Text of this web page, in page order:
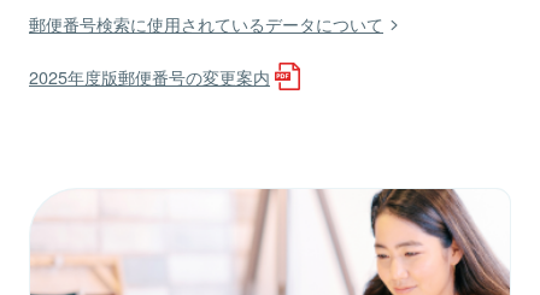
郵便番号検索に使用されているデータについて
2025年度版郵便番号の変更案内